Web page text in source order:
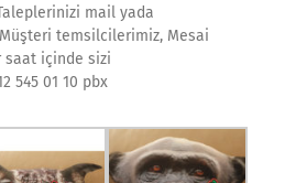
mail yada
temsilcilerimiz, Mesai
saat içinde sizi
545 01 10 pbx